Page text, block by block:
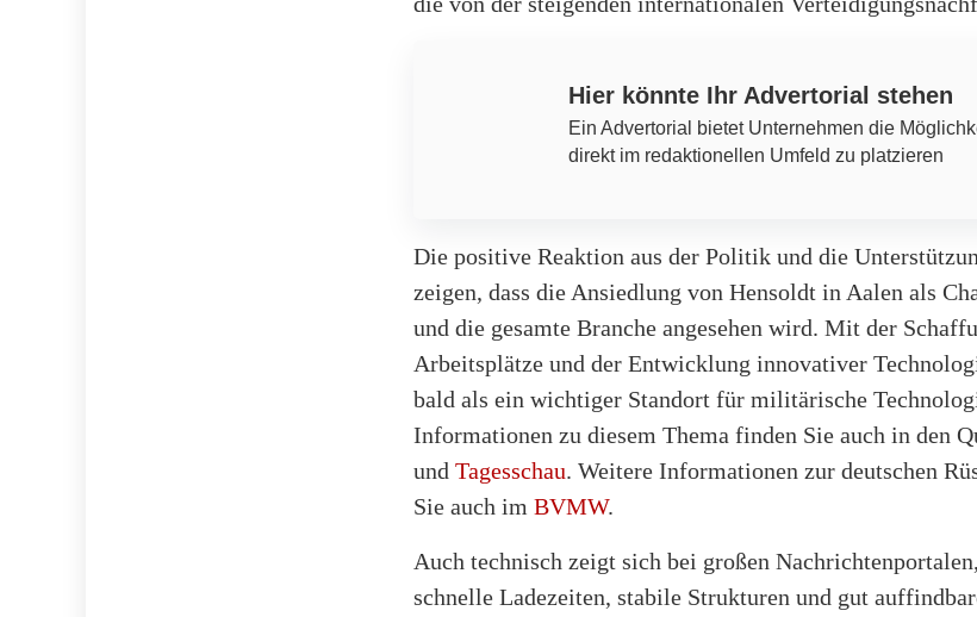
Hier könnte Ihr Advertorial stehen
Ein Advertorial bietet Unternehmen die
direkt im redaktionellen Umfeld zu platzieren
Die positive Reaktion aus der Politik und die
zeigen, dass die Ansiedlung von Hensoldt in Aalen als
und die gesamte Branche angesehen wird. Mit der
Arbeitsplätze und der Entwicklung innovativer
bald als ein wichtiger Standort für militärische
Informationen zu diesem Thema finden Sie auch in den
und Tagesschau. Weitere Informationen zur deutschen
Sie auch im BVMW.
Auch technisch zeigt sich bei großen
schnelle Ladezeiten, stabile Strukturen und gut